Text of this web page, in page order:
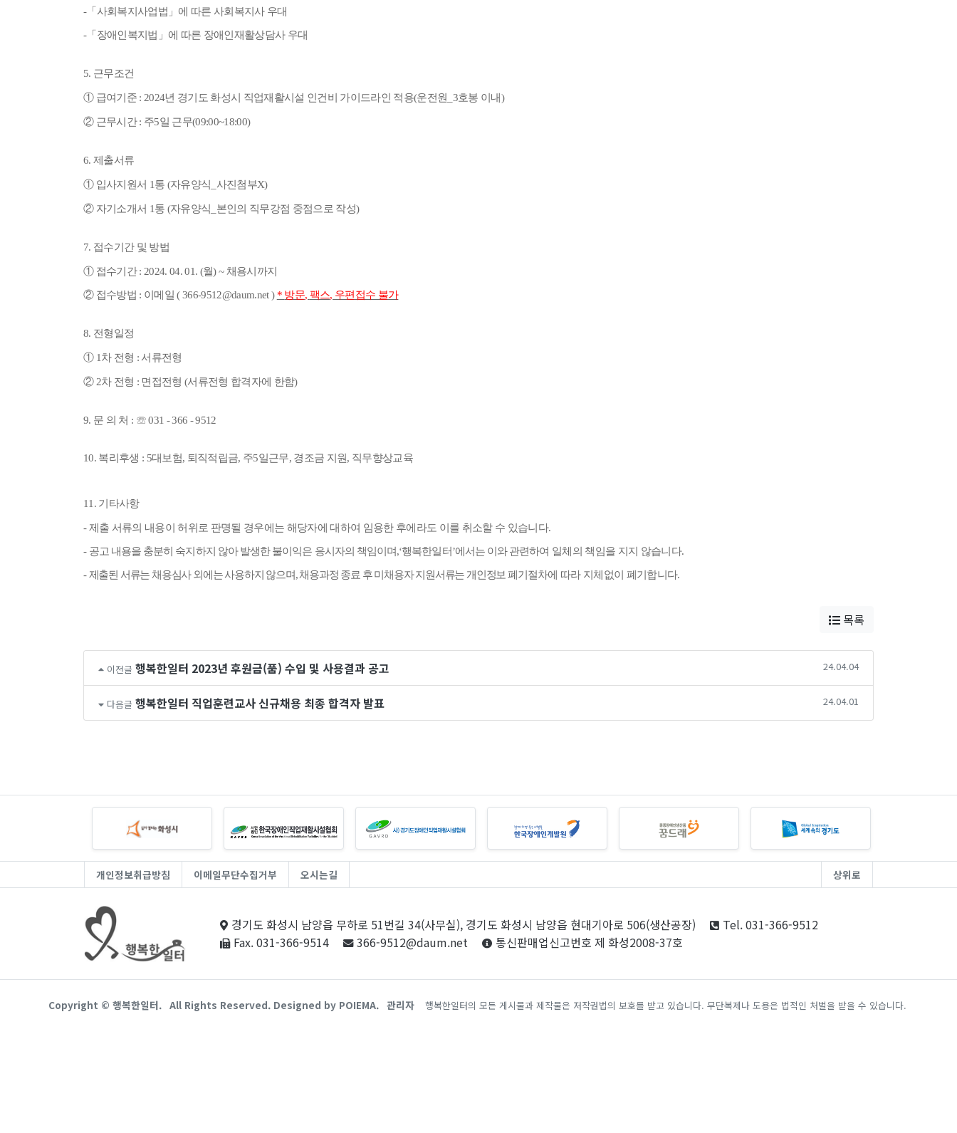
-「 사회복지사업법 」 에 따른 사회복지사 우대
-「 장애인복지법 」 에 따른 장애인재활상담사 우대
5. 근무조건
① 급여기준 : 2024년 경기도 화성시 직업재활시설 인건비 가이드라인 적용(운전원 _3호봉 이내)
② 근무시간: 주5일 근무(09:00~18:00)
6. 제출서류
① 입사지원서 1통 (자유양식 사진첨부X)
② 자기소개서 1통 (자유양식 본인의 직무강점 중점으로 작성)
7. 접수기간 및 방법
① 접수기간: 2024. 04. 01. (월) ~ 채용시까지
② 접수방법 : 이메일( 366-9512@daum.net ) * 방문, 팩스, 우편접수 불가
8. 전형일정
① 1차 전형 : 서류전형
② 2차 전형 : 면접전형(서류전형 합격자에 한함)
9. 문 의 처 : ☏031 - 366 - 9512
10. 복리후생 : 5대보험, 퇴직적립금, 주5일근무, 경조금 지원, 직무향상교육
11. 기타사항
-제출 서류의 내용이 허위로 판명될 경우에는 해당자에 대하여 임용한 후에라도 이를 취소할 수 있습니다.
- 공고 내용을 충분히 숙지하지 않아 발생한 불이익은 응시자의 책임이며,‘행복한일터’에서는 이와 관련하여 일체의 책임을 지지 않습니다.
-제출된 서류는 채용심사 외에는 사용하지 않으며,채용과정 종료 후 미채용자 지원서류는 개인정보 폐기 절차에 따라 지체없이 폐기합니다.
목록
이전글 행복한일터 2023년 후원금(품) 수입 및 사용결과 공고 24.04.04
다음글 행복한일터 직업훈련교사 신규채용 최종 합격자 발표 24.04.01
개인정보취급방침 이메일무단수집거부 오시는길 상위로
경기도 화성시 남양읍 무하로 51번길 34(사무실), 경기도 화성시 남양읍 현대기아로 506(생산공장)
Tel. 031-366-9512
Fax. 031-366-9514
366-9512@daum.net 통신판매업신고번호 제 화성2008-37호
Copyright © 행복한일터. All Rights Reserved. Designed by POIEMA. 관리자 행복한일터의 모든 게시물과 제작물은 저작권법의 보호를 받고 있습니다. 무단복제나 도용은 법적인 처벌을 받을 수 있습니다.